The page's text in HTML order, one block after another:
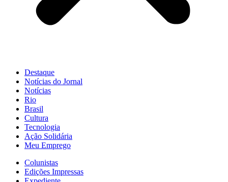
Destaque
Notícias do Jornal
Notícias
Rio
Brasil
Cultura
Tecnologia
Ação Solidária
Meu Emprego
Colunistas
Edições Impressas